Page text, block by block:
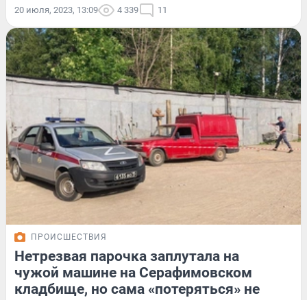
20 июля, 2023, 13:09 4 339 11
ПРОИСШЕСТВИЯ
Нетрезвая парочка заплутала на
чужой машине на Серафимовском
кладбище, но сама «потеряться» не